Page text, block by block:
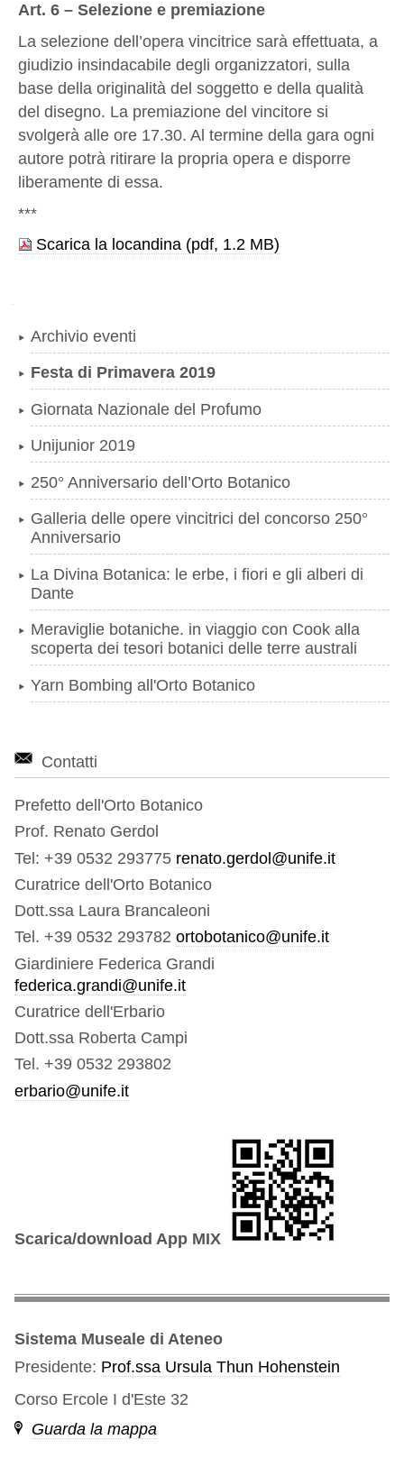
Art. 6 – Selezione e premiazione
La selezione dell’opera vincitrice sarà effettuata, a
giudizio insindacabile degli organizzatori, sulla
base della originalità del soggetto e della qualità
del disegno. La premiazione del vincitore si
svolgerà alle ore 17.30. Al termine della gara ogni
autore potrà ritirare la propria opera e disporre
liberamente di essa.
***
Scarica la locandina
Archivio eventi
Festa di Primavera 2019
Giornata Nazionale del Profumo
Unijunior 2019
250° Anniversario dell’Orto Botanico
Galleria delle opere vincitrici del concorso 250°
Anniversario
La Divina Botanica: le erbe, i fiori e gli alberi di
Dante
Meraviglie botaniche. in viaggio con Cook alla
scoperta dei tesori botanici delle terre australi
Yarn Bombing all'Orto Botanico
Contatti
Prefetto dell'Orto Botanico
Prof. Renato Gerdol
Tel: +39 0532 293775 renato.gerdol@unife.it
Curatrice dell'Orto Botanico
Dott.ssa Laura Brancaleoni
Tel. +39 0532 293782 ortobotanico@unife.it
Giardiniere Federica Grandi
federica.grandi@unife.it
Curatrice dell'Erbario
Dott.ssa Roberta Campi
Tel. +39 0532 293802
erbario@unife.it
Scarica/download App MIX
Sistema Museale di Ateneo
Presidente: Prof.ssa Ursula Thun Hohenstein
Corso Ercole I d'Este 32
Guarda la mappa